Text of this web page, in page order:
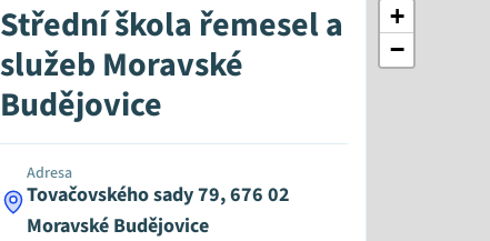
Střední škola řemesel a
služeb Moravské
Budějovice
Adresa
Tovačovského sady 79, 676 02
Moravské Budějovice
+
−